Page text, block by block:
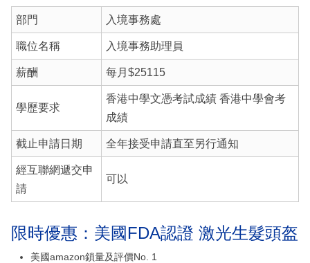
部門 入境事務處
職位名稱 入境事務助理員
薪酬 每月$25115
學歷要求
香港中學文憑考試成績 香港中學會考
成績
截止申請日期 全年接受申請直至另行通知
經互聯網遞交申
請
可以
限時優惠：美國FDA認證 激光生髮頭盔
美國amazon鎖量及評價No. 1